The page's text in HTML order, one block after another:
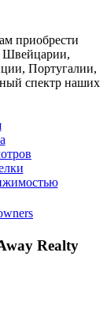
приобрести
Швейцарии,
Португалии,
спектр наших
Realty